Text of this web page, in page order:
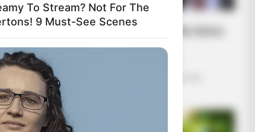
Πόσο πιο χαμηλά θα πέσει
η «Δικαιοσύνη»;
To Stream? Not For The
9 Must-See Scenes